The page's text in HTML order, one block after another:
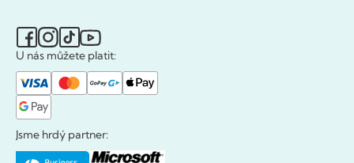
U nás můžete platit:
Jsme hrdý partner: